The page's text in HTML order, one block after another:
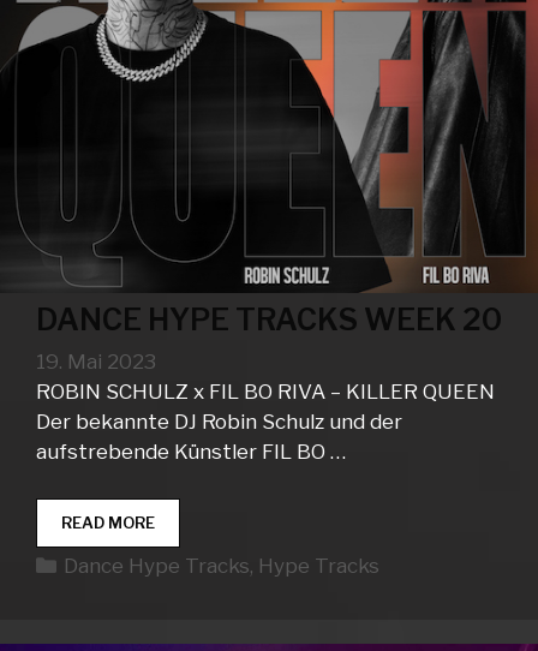
DANCE HYPE TRACKS WEEK 20
19. Mai 2023
ROBIN SCHULZ x FIL BO RIVA – KILLER QUEEN
Der bekannte DJ Robin Schulz und der
aufstrebende Künstler FIL BO …
READ MOREDANCE
HYPE
TRACKS
Kategorien
Dance Hype Tracks, Hype Tracks